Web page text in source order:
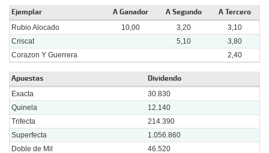
Ejemplar A Ganador A Segundo A Tercero
Rubio Alocado 10,00 3,20
3,10
Criscat
5,10
3,80
Corazon Y Guerrera
2,40
Apuestas Dividendo
Exacta
30.830
Quinela
12.140
Trifecta
214.390
Superfecta
1.056.860
Doble de Mil
46.520